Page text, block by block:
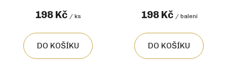
198 Kč / ks
DO KOŠÍKU
198 Kč / balení
DO KOŠÍKU